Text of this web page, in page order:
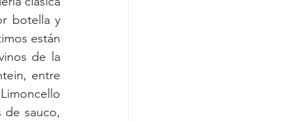
botella y
están
de la
entre
de sauco,